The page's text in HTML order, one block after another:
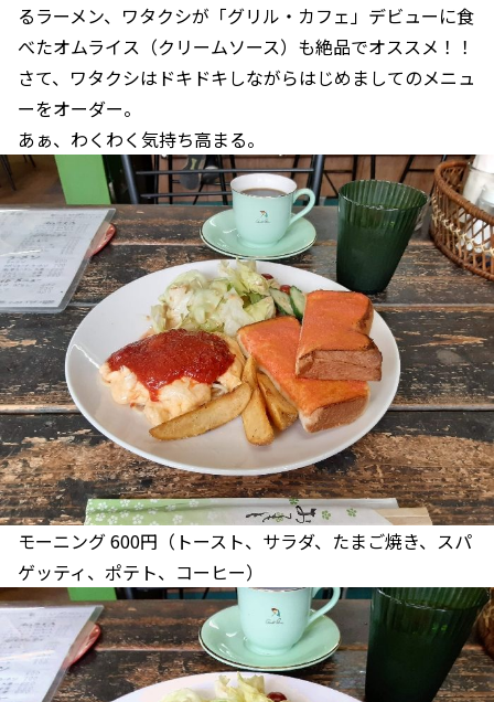
るラーメン、ワタクシが「グリル・カフェ」デビューに食
べたオムライス（クリームソース）も絶品でオススメ！！
さて、ワタクシはドキドキしながらはじめましてのメニュ
ーをオーダー。
あぁ、わくわく気持ち高まる。
モーニング 600円（トースト、サラダ、たまご焼き、スパ
ゲッティ、ポテト、コーヒー）